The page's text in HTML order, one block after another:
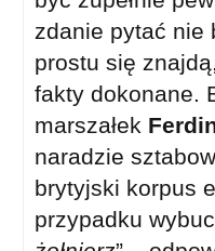
zdanie pytać nie
prostu się
fakty dokonane.
marszałek
naradzie
brytyjski korpus
przypadku